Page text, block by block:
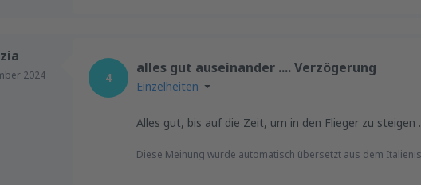
2024 4
alles gut auseinander .... Verzögerung
Einzelheiten
Alles gut, bis auf die Zeit, um in den Flieger zu
Diese Meinung wurde automatisch übersetzt aus dem